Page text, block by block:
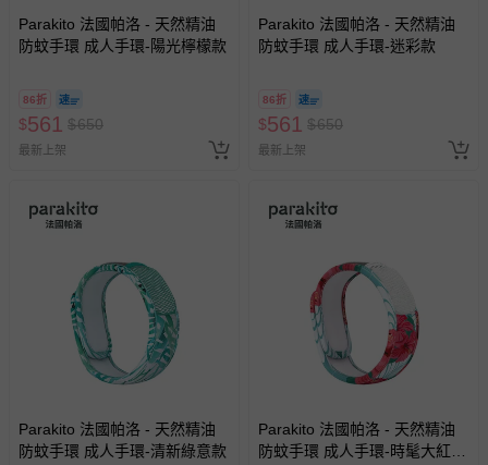
Parakito 法國帕洛 - 天然精油
防蚊手環 成人手環-陽光檸檬款
86折
$561 $650
最新上架
Parakito 法國帕洛 - 天然精油
防蚊手環 成人手環-迷彩款
86折
$561 $650
最新上架
Parakito 法國帕洛 - 天然精油
防蚊手環 成人手環-清新綠意款
Parakito 法國帕洛 - 天然精油
防蚊手環 成人手環-時髦大紅花